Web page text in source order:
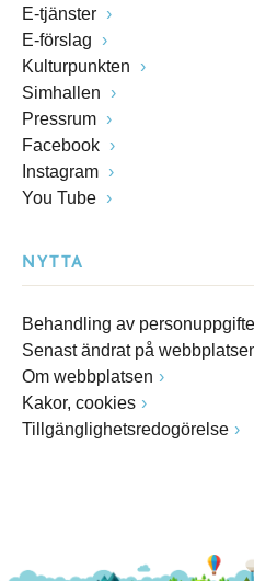
E-tjänster
E-förslag
Kulturpunkten
Simhallen
Pressrum
Facebook
Instagram
You Tube
NYTTA
Behandling av
Senast ändrat på
Om webbplatsen
Kakor, cookies
Tillgänglighetsredogörelse